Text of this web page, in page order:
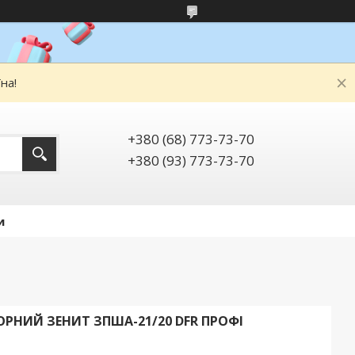
+380 (68) 773-73-70
+380 (93) 773-73-70
ЗЕНИТ ЗПША-21/20 DFR ПРОФІ